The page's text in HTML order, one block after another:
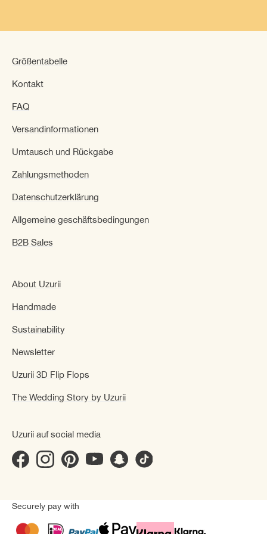
Größentabelle
Kontakt
FAQ
Versandinformationen
Umtausch und Rückgabe
Zahlungsmethoden
Datenschutzerklärung
Allgemeine geschäftsbedingungen
B2B Sales
About Uzurii
Handmade
Sustainability
Newsletter
Uzurii 3D Flip Flops
The Wedding Story by Uzurii
Uzurii auf social media
Securely pay with